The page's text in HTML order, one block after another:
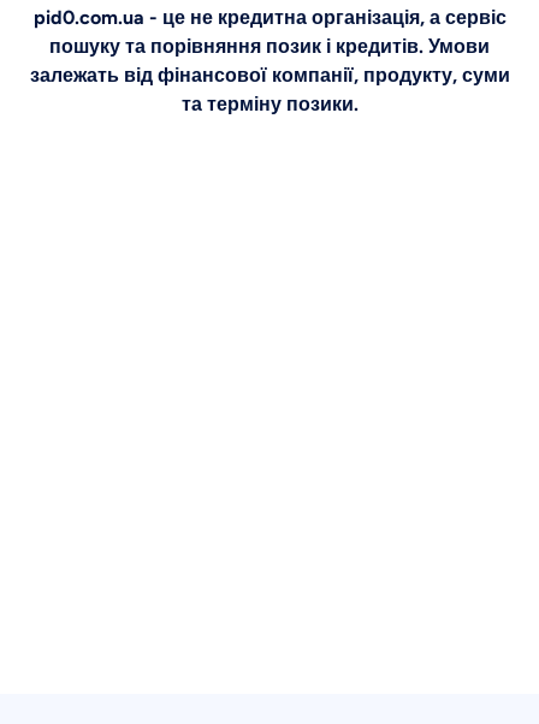
pid0.com.ua - це не кредитна організація, а сервіс
пошуку та порівняння позик і кредитів. Умови
залежать від фінансової компанії, продукту, суми
та терміну позики.